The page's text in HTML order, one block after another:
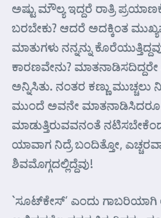
ಅಷ್ಟು ಮೌಲ್ಯ ಇದ್ದರೆ ರಾತ್ರಿ
ಬರಬೇಕು? ಆದರೆ ಅದಕ್ಕಿಂತ
ಮಾತುಗಳು ನನ್ನನ್ನು
ಕಾರಣವೇನು? ಮಾತನಾಡಿಸದಿದ್ದರೇ
ಅನ್ನಿಸಿತು. ನಂತರ ಕಣ್ಣು ಮುಚ್ಚಲು
ಮುಂದೆ ಅವನೇ ಮಾತನಾಡಿಸಿದರೂ
ಮಾಡುತ್ತಿರುವವನಂತೆ
ಯಾವಾಗ ನಿದ್ರೆ ಬಂದಿತ್ತೋ,
ಶಿವಮೊಗ್ಗದಲ್ಲಿದ್ದೆವು!
`ಸೂಟ್‌ಕೇಸ್’ ಎಂದು ಗಾಬರಿಯಾಗಿ